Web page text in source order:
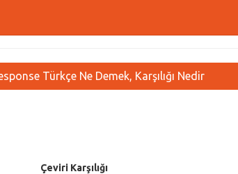
Türkçe Ne Demek, Karşılığı Nedir
Çeviri Karşılığı